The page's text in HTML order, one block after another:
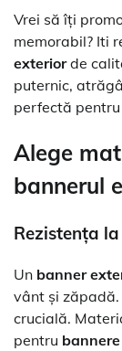
Vrei să îți
memorabil? Iti
exteriorde
puternic,
perfectă
Alege
bannerul
Rezistența
Un banner
vânt și
crucială.
pentru